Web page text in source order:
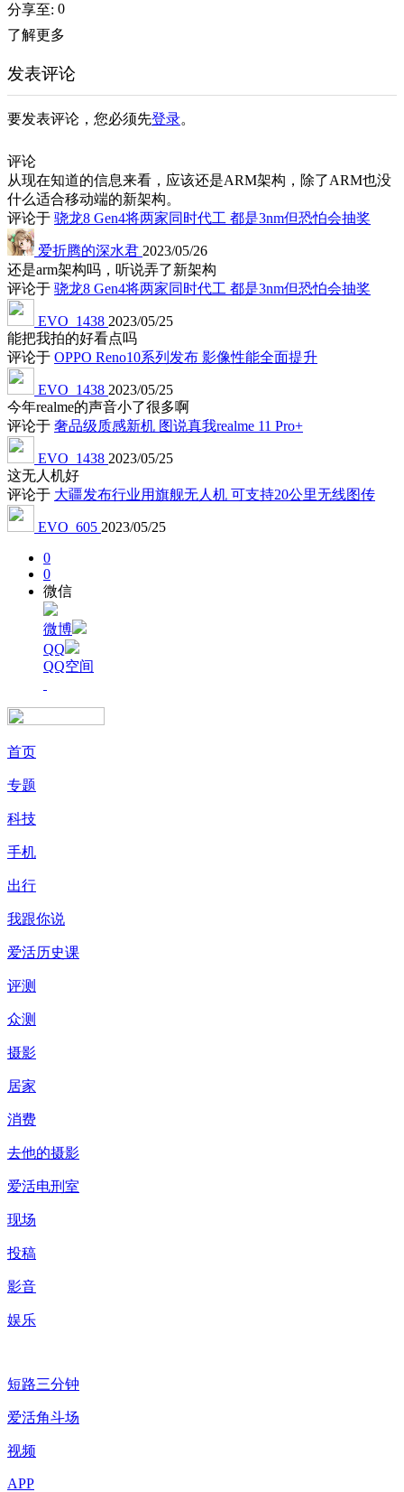
分享至: 0
了解更多
发表评论
要发表评论，您必须先登录。
评论
从现在知道的信息来看，应该还是ARM架构，除了ARM也没
什么适合移动端的新架构。
评论于 骁龙8 Gen4将两家同时代工 都是3nm但恐怕会抽奖
爱折腾的深水君 2023/05/26
还是arm架构吗，听说弄了新架构
评论于 骁龙8 Gen4将两家同时代工 都是3nm但恐怕会抽奖
EVO_1438 2023/05/25
能把我拍的好看点吗
评论于 OPPO Reno10系列发布 影像性能全面提升
EVO_1438 2023/05/25
今年realme的声音小了很多啊
评论于 奢品级质感新机 图说真我realme 11 Pro+
EVO_1438 2023/05/25
这无人机好
评论于 大疆发布行业用旗舰无人机 可支持20公里无线图传
EVO_605 2023/05/25
0
0
微信
微博
QQ
QQ空间
首页
专题
科技
手机
出行
我跟你说
爱活历史课
评测
众测
摄影
居家
消费
去他的摄影
爱活电刑室
现场
投稿
影音
娱乐
短路三分钟
爱活角斗场
视频
APP